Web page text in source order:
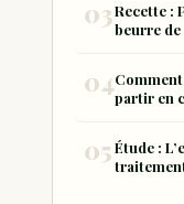
Recette :
beurre de
partir en
Étude :